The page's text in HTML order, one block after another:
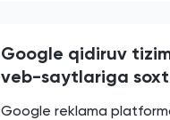
Google qidiruv
veb-saytlariga
Google reklama